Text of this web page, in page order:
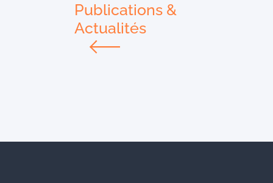
Publications &
Actualités